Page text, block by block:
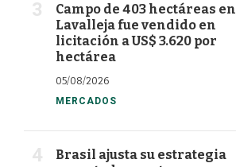
Campo de 403 hectáreas en
Lavalleja fue vendido en
licitación a US$ 3.620 por
hectárea
05/08/2026
MERCADOS
Brasil ajusta su estrategia